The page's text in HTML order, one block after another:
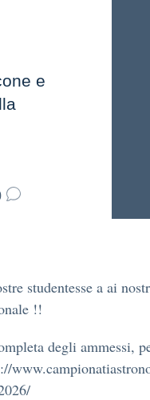
e
studentesse a ai
!!
degli ammessi,